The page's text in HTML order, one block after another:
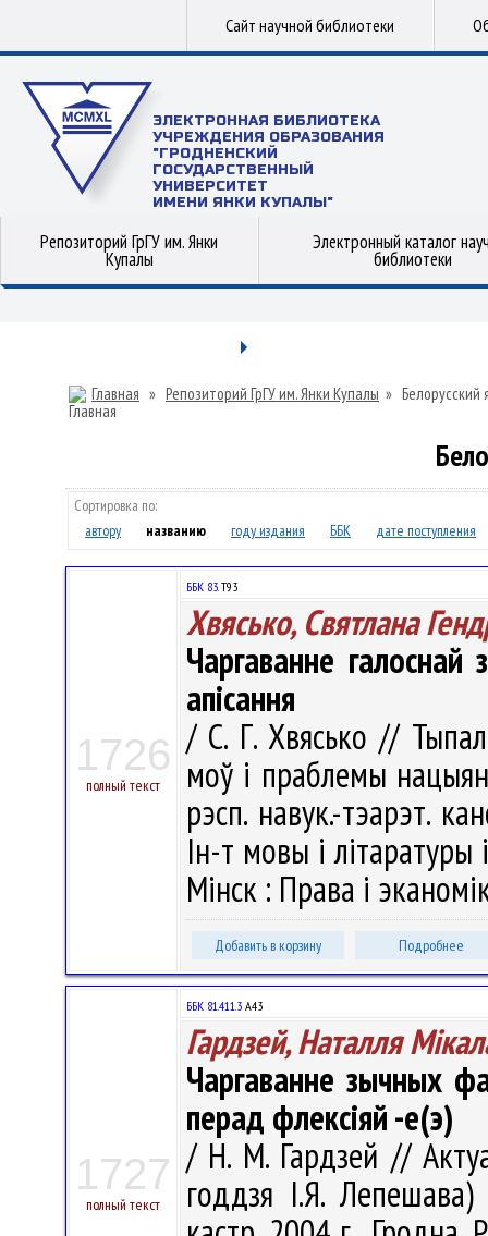
Сайт научной библиотеки
ЭЛЕКТРОННАЯ БИБЛИОТЕКА
УЧРЕЖДЕНИЯ ОБРАЗОВАНИЯ
"ГРОДНЕНСКИЙ
ГОСУДАРСТВЕННЫЙ
УНИВЕРСИТЕТ
ИМЕНИ ЯНКИ КУПАЛЫ"
Репозиторий ГрГУ им. Янки
Купалы
Электронный каталог
библиотеки
Главная » Репозиторий ГрГУ им. Янки Купалы » Белорусский
Сортировка по:
автору
названию году издания ББК дате поступления
1726
полный текст
ББК 83.Т93
Хвясько, Святлана
Чаргаванне
апісання
/ С. Г. Хвясько //
моў і праблемы
рэсп. навук.-тэарэт.
Ін-т мовы і
Мінск : Права i
Добавить в корзину Подробнее
1727
полный текст
ББК 81.411.3 А43
Гардзей, Наталля
Чаргаванне зычных
перад флексіяй -е(э)
/ Н. М. Гардзей //
годдзя І.Я.